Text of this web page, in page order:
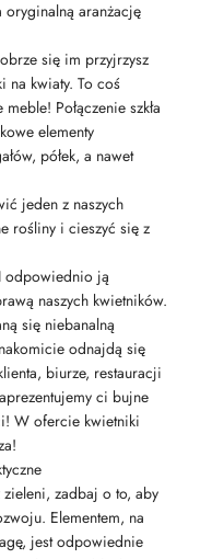
oryginalną aranżację
się im przyjrzysz
na kwiaty. To coś
Połączenie szkła
elementy
półek, a nawet
jeden z naszych
rośliny i cieszyć się z
odpowiednio ją
naszych kwietników.
się niebanalną
odnajdą się
biurze, restauracji
ci bujne
W ofercie kwietniki
zieleni, zadbaj o to, aby
Elementem, na
jest odpowiednie